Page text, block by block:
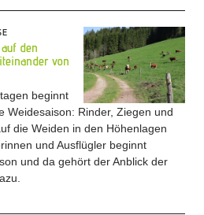
den
von
beginnt
Weidesaison: Rinder, Ziegen und
die Weiden in den Höhenlagen
und Ausflügler beginnt
und da gehört der Anblick der